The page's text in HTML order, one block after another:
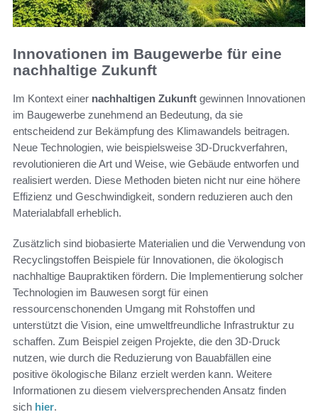
Innovationen im Baugewerbe für eine
nachhaltige Zukunft
Im Kontext einer nachhaltigen Zukunft gewinnen Innovationen
im Baugewerbe zunehmend an Bedeutung, da sie
entscheidend zur Bekämpfung des Klimawandels beitragen.
Neue Technologien, wie beispielsweise 3D-Druckverfahren,
revolutionieren die Art und Weise, wie Gebäude entworfen und
realisiert werden. Diese Methoden bieten nicht nur eine höhere
Effizienz und Geschwindigkeit, sondern reduzieren auch den
Materialabfall erheblich.
Zusätzlich sind biobasierte Materialien und die Verwendung von
Recyclingstoffen Beispiele für Innovationen, die ökologisch
nachhaltige Baupraktiken fördern. Die Implementierung solcher
Technologien im Bauwesen sorgt für einen
ressourcenschonenden Umgang mit Rohstoffen und
unterstützt die Vision, eine umweltfreundliche Infrastruktur zu
schaffen. Zum Beispiel zeigen Projekte, die den 3D-Druck
nutzen, wie durch die Reduzierung von Bauabfällen eine
positive ökologische Bilanz erzielt werden kann. Weitere
Informationen zu diesem vielversprechenden Ansatz finden
sich hier.